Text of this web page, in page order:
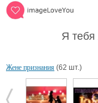
Я
Жене признания (62 шт.)